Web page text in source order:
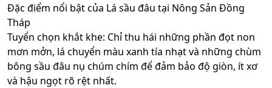
Đặc điểm nổi bật của Lá sầu đâu tại Nông Sản Đồng
Tháp
Tuyển chọn khắt khe: Chỉ thu hái những phần đọt non
mơn mởn, lá chuyển màu xanh tía nhạt và những chùm
bông sầu đâu nụ chúm chím để đảm bảo độ giòn, ít xơ
và hậu ngọt rõ rệt nhất.